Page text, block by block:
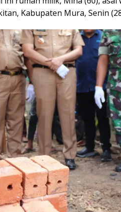
Kabupaten Mura, Senin